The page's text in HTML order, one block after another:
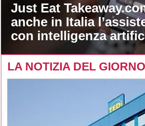
Just Eat
anche in Italia
con intelligenza
LA NOTIZIA DEL GIORNO